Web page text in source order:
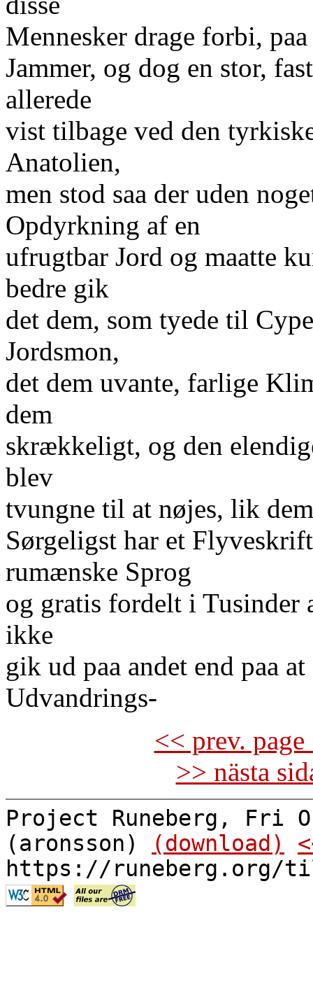
Mennesker drage forbi,
Jammer, og dog en stor,
allerede
vist tilbage ved den
Anatolien,
men stod saa der uden
Opdyrkning af en
ufrugtbar Jord og maatte
bedre gik
det dem, som tyede til
Jordsmon,
det dem uvante, farlige
dem
skrækkeligt, og den
blev
tvungne til at nøjes, lik
Sørgeligst har et
rumænske Sprog
og gratis fordelt i Tusinder
ikke
gik ud paa andet end paa
Udvandrings-
<< prev.
>> nästa
Project Runeberg, Fri
(aronsson)
(download)
https://runeberg.org/